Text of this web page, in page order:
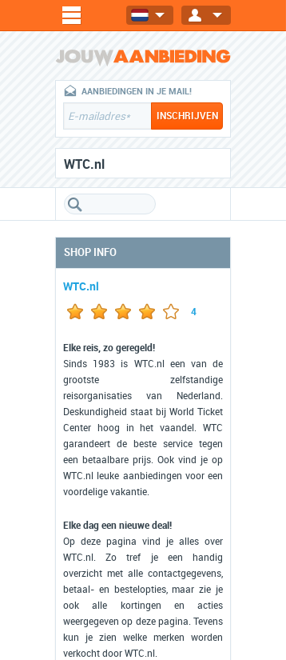
AANBIEDINGEN IN JE MAIL!
WTC.nl
SHOP INFO
WTC.nl
4
Elke reis, zo geregeld!
Sinds 1983 is WTC.nl een van de
grootste zelfstandige
reisorganisaties van Nederland.
Deskundigheid staat bij World Ticket
Center hoog in het vaandel. WTC
garandeert de beste service tegen
een betaalbare prijs. Ook vind je op
WTC.nl leuke aanbiedingen voor een
voordelige vakantie.
Elke dag een nieuwe deal!
Op deze pagina vind je alles over
WTC.nl. Zo tref je een handig
overzicht met alle contactgegevens,
betaal- en bestelopties, maar zie je
ook alle kortingen en acties
weergegeven op deze pagina. Tevens
kun je zien welke merken worden
verkocht door WTC.nl.